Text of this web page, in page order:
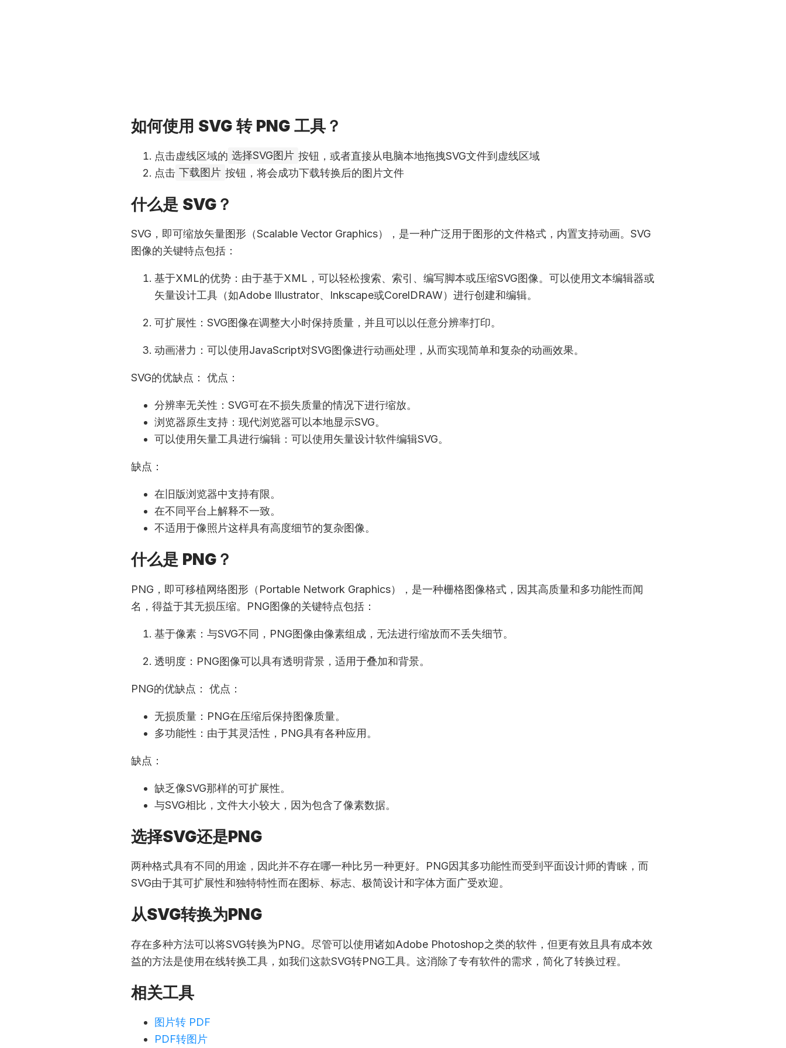
如何使用 SVG 转 PNG 工具？
点击虚线区域的 选择SVG图片 按钮，或者直接从电脑本地拖拽SVG文件到虚线区域
点击 下载图片 按钮，将会成功下载转换后的图片文件
什么是 SVG？
SVG，即可缩放矢量图形（Scalable Vector Graphics），是一种广泛用于图形的文件格式，内置支持动画。SVG
图像的关键特点包括：
基于XML的优势：由于基于XML，可以轻松搜索、索引、编写脚本或压缩SVG图像。可以使用文本编辑器或
矢量设计工具（如Adobe Illustrator、Inkscape或CorelDRAW）进行创建和编辑。
可扩展性：SVG图像在调整大小时保持质量，并且可以以任意分辨率打印。
动画潜力：可以使用JavaScript对SVG图像进行动画处理，从而实现简单和复杂的动画效果。
SVG的优缺点： 优点：
分辨率无关性：SVG可在不损失质量的情况下进行缩放。
浏览器原生支持：现代浏览器可以本地显示SVG。
可以使用矢量工具进行编辑：可以使用矢量设计软件编辑SVG。
缺点：
在旧版浏览器中支持有限。
在不同平台上解释不一致。
不适用于像照片这样具有高度细节的复杂图像。
什么是 PNG？
PNG，即可移植网络图形（Portable Network Graphics），是一种栅格图像格式，因其高质量和多功能性而闻
名，得益于其无损压缩。PNG图像的关键特点包括：
基于像素：与SVG不同，PNG图像由像素组成，无法进行缩放而不丢失细节。
透明度：PNG图像可以具有透明背景，适用于叠加和背景。
PNG的优缺点： 优点：
无损质量：PNG在压缩后保持图像质量。
多功能性：由于其灵活性，PNG具有各种应用。
缺点：
缺乏像SVG那样的可扩展性。
与SVG相比，文件大小较大，因为包含了像素数据。
选择SVG还是PNG
两种格式具有不同的用途，因此并不存在哪一种比另一种更好。PNG因其多功能性而受到平面设计师的青睐，而
SVG由于其可扩展性和独特特性而在图标、标志、极简设计和字体方面广受欢迎。
从SVG转换为PNG
存在多种方法可以将SVG转换为PNG。尽管可以使用诸如Adobe Photoshop之类的软件，但更有效且具有成本效
益的方法是使用在线转换工具，如我们这款SVG转PNG工具。这消除了专有软件的需求，简化了转换过程。
相关工具
图片转 PDF
PDF转图片